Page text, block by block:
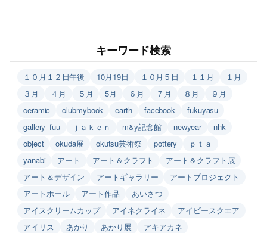
キーワード検索
１０月１２日午後 10月19日 １０月５日 １１月
１月
３月
４月 ５月 5月 ６月 ７月 ８月
９月
ceramic
clubmybook earth facebook
fukuyasu
gallery_fuu
ｊａｋｅｎ m&y記念館 newyear
nhk
object
okuda展 okutsu芸術祭 pottery
ｐｔａ
yanabi
アート アート＆クラフト
アート＆クラフト展
アート＆デザイン
アートギャラリー
アートプロジェクト
アートホール
アート作品
あいさつ
アイスクリームカップ
アイネクライネ
アイビースクエア
アイリス
あかり あかり展
アキアカネ